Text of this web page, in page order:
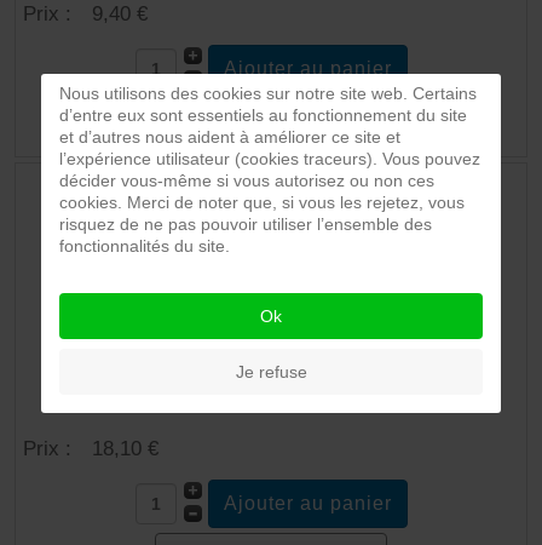
Prix : 9,40 €
Détails du Produit
Galantine de poulet au foie gras de canard 750g
Prix : 18,10 €
Nous utilisons des cookies sur notre site web. Certains
d’entre eux sont essentiels au fonctionnement du site
et d’autres nous aident à améliorer ce site et
l’expérience utilisateur (cookies traceurs). Vous pouvez
décider vous-même si vous autorisez ou non ces
cookies. Merci de noter que, si vous les rejetez, vous
risquez de ne pas pouvoir utiliser l’ensemble des
fonctionnalités du site.
Ok
Je refuse